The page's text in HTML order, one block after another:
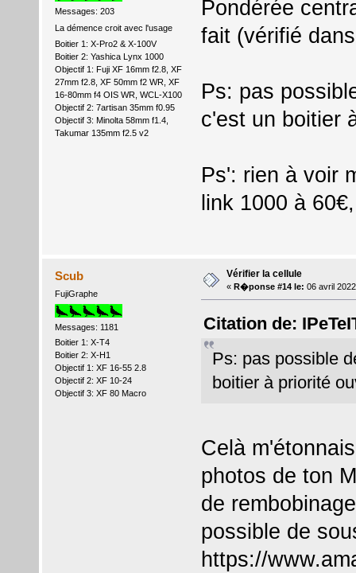
Messages: 203
La démence croit avec l'usage
Boitier 1: X-Pro2 & X-100V
Boitier 2: Yashica Lynx 1000
Objectif 1: Fuji XF 16mm f2.8, XF
27mm f2.8, XF 50mm f2 WR, XF
16-80mm f4 OIS WR, WCL-X100
Objectif 2: 7artisan 35mm f0.95
Objectif 3: Minolta 58mm f1.4,
Takumar 135mm f2.5 v2
Pondérée
fait (vérifié
Ps: pas
c'est un boitier
Ps': rien à voir
link 1000 à
Scub
FujiGraphe
Messages: 1181
Boitier 1: X-T4
Boitier 2: X-H1
Objectif 1: XF 16-55 2.8
Objectif 2: XF 10-24
Objectif 3: XF 80 Macro
Vérifier la cellule
« R�ponse #14 le: 06 avril
Citation de:
Ps: pas possible
boitier à priorité
Celà
photos de ton
de
possible de
https://